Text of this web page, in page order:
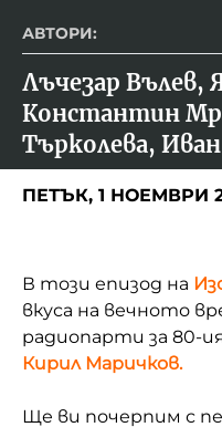
АВТОРИ:
Лъчезар Вълев,
Константин
Търколева,
ПЕТЪК, 1 НОЕМВРИ
В този епизод на
вкуса на вечното
радиопарти за 80-
Кирил Маричков.
Ще ви почерпим с